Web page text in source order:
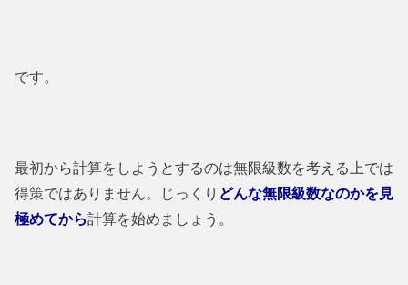
です。
最初から計算をしようとするのは無限級数を考える上では
得策ではありません。じっくり どんな無限級数なのかを見
極めてから計算を始めましょう。